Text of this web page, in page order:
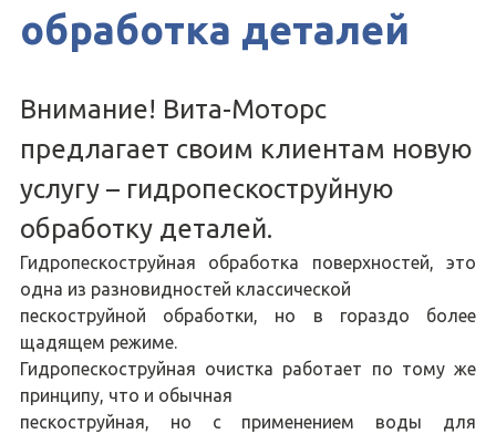
обработка деталей
Внимание! Вита-Моторс
предлагает своим клиентам новую
услугу – гидропескоструйную
обработку деталей.
Гидропескоструйная обработка поверхностей, это
одна из разновидностей классической
пескоструйной обработки, но в гораздо более
щадящем режиме.
Гидропескоструйная очистка работает по тому же
принципу, что и обычная
пескоструйная, но с применением воды для